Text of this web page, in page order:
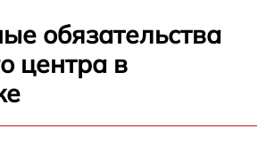
обязательства
центра в